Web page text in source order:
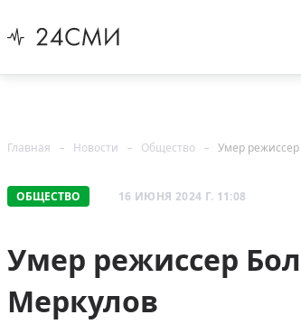
Главная Новости Общество Умер
ОБЩЕСТВО 16 ИЮНЯ 2024 Г. 11:08
Умер режиссер
Меркулов